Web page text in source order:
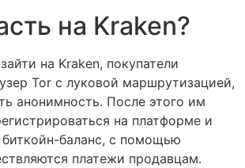
на Kraken?
на Kraken, покупатели
Tor с луковой маршрутизацией,
анонимность. После этого им
на платформе и
биткойн-баланс, с помощью
платежи продавцам.